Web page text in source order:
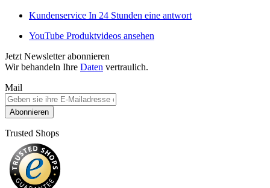
Kundenservice In 24 Stunden eine antwort
YouTube Produktvideos ansehen
Jetzt Newsletter abonnieren
Wir behandeln Ihre Daten vertraulich.
Mail
Abonnieren
Trusted Shops